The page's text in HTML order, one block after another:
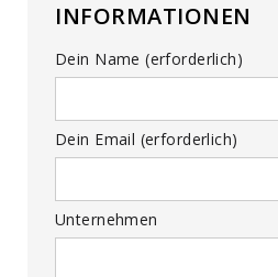
INFORMATIONEN
Dein Name (erforderlich)
Dein Email (erforderlich)
Unternehmen